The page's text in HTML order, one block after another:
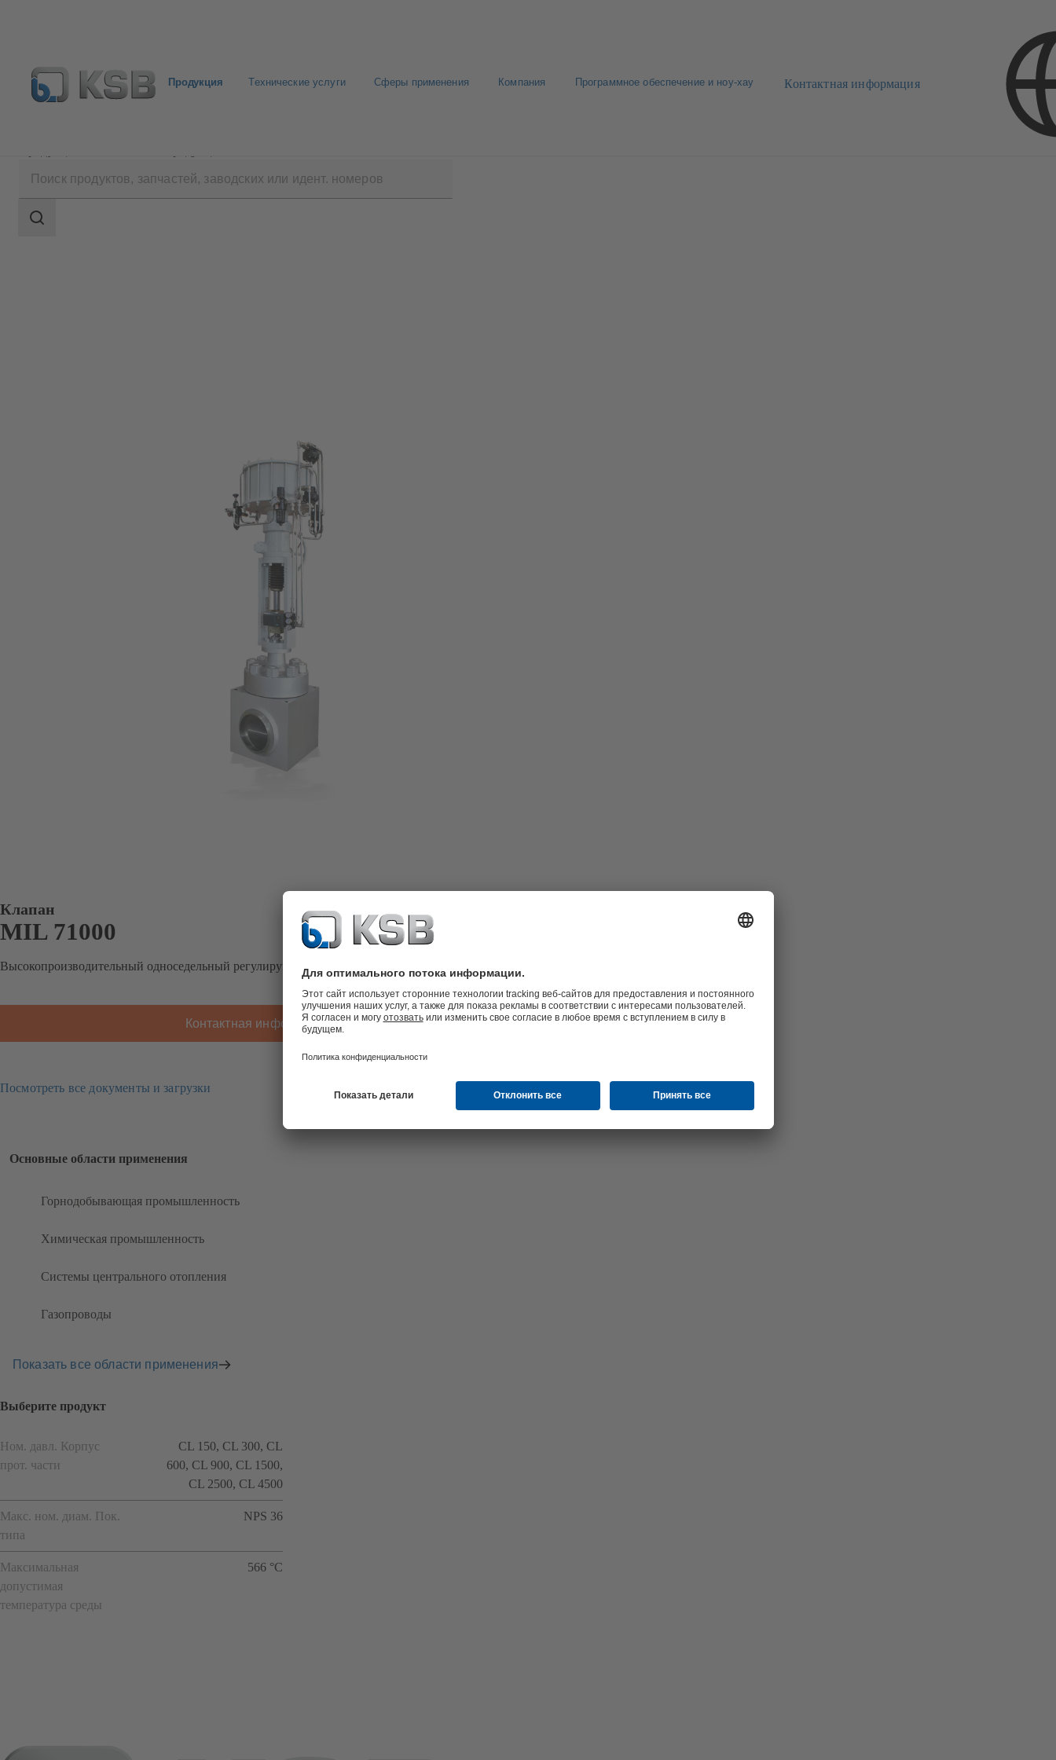
Продукция Технические услуги Сферы применения Компания Программное обеспечение и ноу-хау Контактная информация
поиска
Область
Клапан
MIL 71000
Высокопроизводительный односедельный регулирующий клеточный клапан.
Контактная информация KSB
Посмотреть все документы и загрузки
Основные области применения
Горнодобывающая промышленность
Химическая промышленность
Системы центрального отопления
Газопроводы
Показать все области применения
Выберите продукт
Ном. давл. Корпус
прот. части
CL 150, CL 300, CL
600, CL 900, CL 1500,
CL 2500, CL 4500
Макс. ном. диам. Пок.
типа
NPS 36
Максимальная
допустимая
температура среды
566 °C